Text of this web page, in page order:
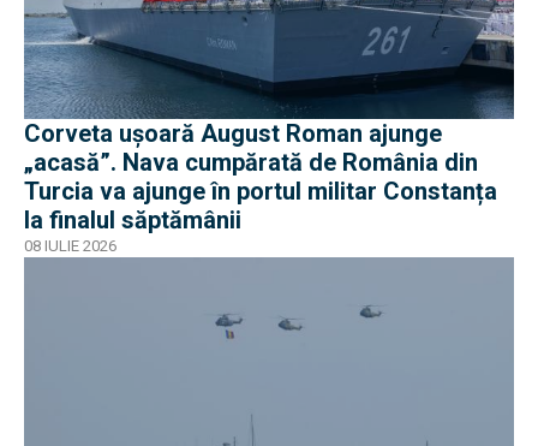
Corveta ușoară August Roman ajunge
„acasă”. Nava cumpărată de România din
Turcia va ajunge în portul militar Constanța
la finalul săptămânii
08 IULIE 2026